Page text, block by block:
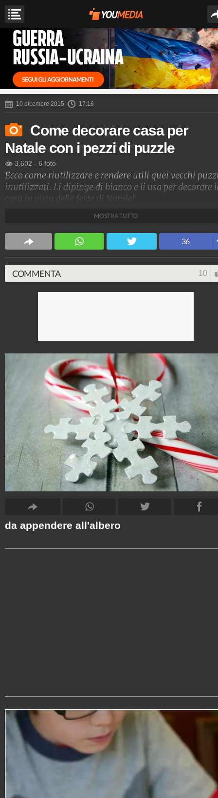
10 dicembre 2015 17:16
Come decorare casa per
Natale con i pezzi di puzzle
3.602 - 6 foto
Ecco come riutilizzare e rendere utili quei vecchi
inutilizzati. Li dipinge di bianco e li usa per decorare
casa in vista delle feste di Natale!
MOSTRA TUTTO
36
COMMENTA 10
da appendere all'albero